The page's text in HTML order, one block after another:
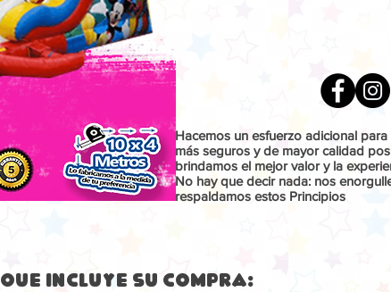
Hacemos un esfuerzo adicional
más seguros y de mayor calidad
brindamos el mejor valor y la
No hay que decir nada: nos
respaldamos estos Principios
Que Incluye su compra: